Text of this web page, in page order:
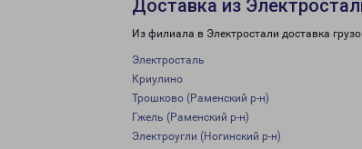
Доставка из
Из филиала в Электростали доставка
Электросталь
Криулино
Трошково (Раменский р-н)
Гжель (Раменский р-н)
Электроугли (Ногинский р-н)